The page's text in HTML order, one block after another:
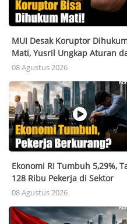
MUI Desak Koruptor
Mati, Yusril Ungkap Aturan
Syaratnya
08 Agustus 2026
Ekonomi RI Tumbuh 5,29%,
128 Ribu Pekerja di Sektor
Perdagangan Hilang! Ada Apa?
08 Agustus 2026